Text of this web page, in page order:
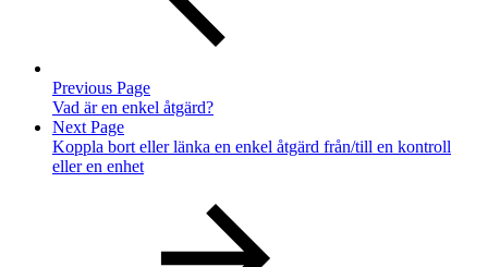
Previous Page
Vad är en enkel åtgärd?
Next Page
Koppla bort eller länka en enkel åtgärd från/till en kontroll
eller en enhet